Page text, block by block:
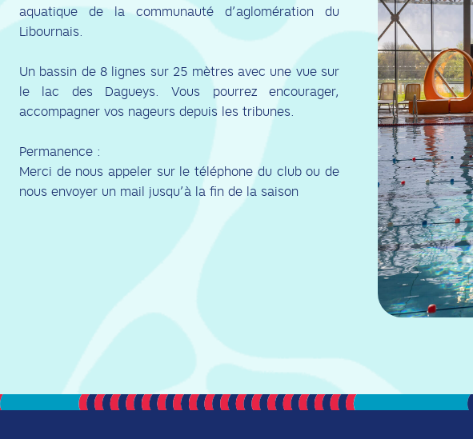
aquatique de la communauté d’aglomération du
Libournais.
Un bassin de 8 lignes sur 25 mètres avec une vue sur
le lac des Dagueys. Vous pourrez encourager,
accompagner vos nageurs depuis les tribunes.
Permanence :
Merci de nous appeler sur le téléphone du club ou de
nous envoyer un mail jusqu’à la fin de la saison